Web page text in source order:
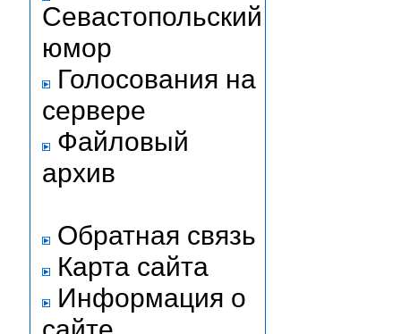
Севастопольский
юмор
Голосования на
сервере
Файловый
архив
Обратная связь
Карта сайта
Информация о